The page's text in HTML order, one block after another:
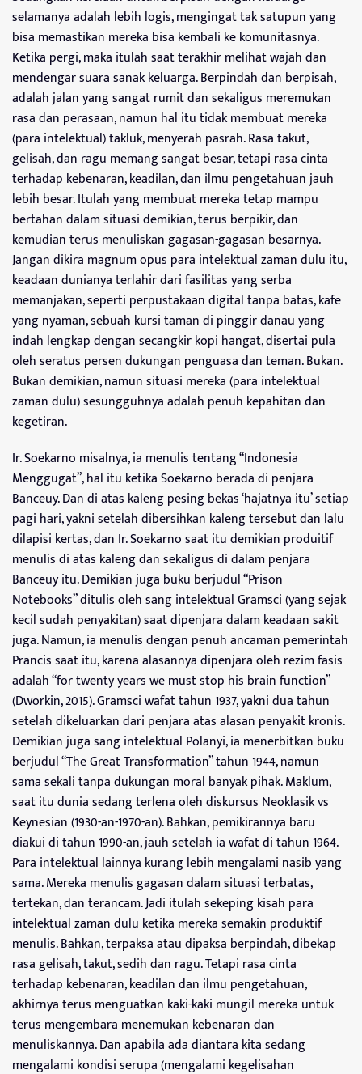
selamanya adalah lebih logis, mengingat tak satupun yang
bisa memastikan mereka bisa kembali ke komunitasnya.
Ketika pergi, maka itulah saat terakhir melihat wajah dan
mendengar suara sanak keluarga. Berpindah dan berpisah,
adalah jalan yang sangat rumit dan sekaligus meremukan
rasa dan perasaan, namun hal itu tidak membuat mereka
(para intelektual) takluk, menyerah pasrah. Rasa takut,
gelisah, dan ragu memang sangat besar, tetapi rasa cinta
terhadap kebenaran, keadilan, dan ilmu pengetahuan jauh
lebih besar. Itulah yang membuat mereka tetap mampu
bertahan dalam situasi demikian, terus berpikir, dan
kemudian terus menuliskan gagasan-gagasan besarnya.
Jangan dikira magnum opus para intelektual zaman dulu itu,
keadaan dunianya terlahir dari fasilitas yang serba
memanjakan, seperti perpustakaan digital tanpa batas, kafe
yang nyaman, sebuah kursi taman di pinggir danau yang
indah lengkap dengan secangkir kopi hangat, disertai pula
oleh seratus persen dukungan penguasa dan teman. Bukan.
Bukan demikian, namun situasi mereka (para intelektual
zaman dulu) sesungguhnya adalah penuh kepahitan dan
kegetiran.
Ir. Soekarno misalnya, ia menulis tentang “Indonesia
Menggugat”, hal itu ketika Soekarno berada di penjara
Banceuy. Dan di atas kaleng pesing bekas ‘hajatnya itu’ setiap
pagi hari, yakni setelah dibersihkan kaleng tersebut dan lalu
dilapisi kertas, dan Ir. Soekarno saat itu demikian produitif
menulis di atas kaleng dan sekaligus di dalam penjara
Banceuy itu. Demikian juga buku berjudul “Prison
Notebooks” ditulis oleh sang intelektual Gramsci (yang sejak
kecil sudah penyakitan) saat dipenjara dalam keadaan sakit
juga. Namun, ia menulis dengan penuh ancaman pemerintah
Prancis saat itu, karena alasannya dipenjara oleh rezim fasis
adalah “for twenty years we must stop his brain function”
(Dworkin, 2015). Gramsci wafat tahun 1937, yakni dua tahun
setelah dikeluarkan dari penjara atas alasan penyakit kronis.
Demikian juga sang intelektual Polanyi, ia menerbitkan buku
berjudul “The Great Transformation” tahun 1944, namun
sama sekali tanpa dukungan moral banyak pihak. Maklum,
saat itu dunia sedang terlena oleh diskursus Neoklasik vs
Keynesian (1930-an-1970-an). Bahkan, pemikirannya baru
diakui di tahun 1990-an, jauh setelah ia wafat di tahun 1964.
Para intelektual lainnya kurang lebih mengalami nasib yang
sama. Mereka menulis gagasan dalam situasi terbatas,
tertekan, dan terancam. Jadi itulah sekeping kisah para
intelektual zaman dulu ketika mereka semakin produktif
menulis. Bahkan, terpaksa atau dipaksa berpindah, dibekap
rasa gelisah, takut, sedih dan ragu. Tetapi rasa cinta
terhadap kebenaran, keadilan dan ilmu pengetahuan,
akhirnya terus menguatkan kaki-kaki mungil mereka untuk
terus mengembara menemukan kebenaran dan
menuliskannya. Dan apabila ada diantara kita sedang
mengalami kondisi serupa (mengalami kegelisahan